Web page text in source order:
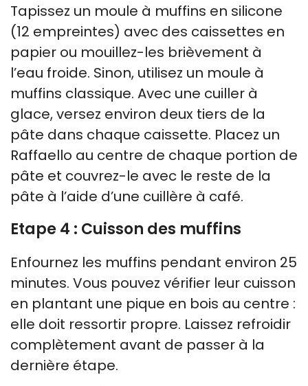
Tapissez un moule à muffins en silicone
(12 empreintes) avec des caissettes en
papier ou mouillez-les brièvement à
l’eau froide. Sinon, utilisez un moule à
muffins classique. Avec une cuiller à
glace, versez environ deux tiers de la
pâte dans chaque caissette. Placez un
Raffaello au centre de chaque portion de
pâte et couvrez-le avec le reste de la
pâte à l’aide d’une cuillère à café.
Etape 4 : Cuisson des muffins
Enfournez les muffins pendant environ 25
minutes. Vous pouvez vérifier leur cuisson
en plantant une pique en bois au centre :
elle doit ressortir propre. Laissez refroidir
complètement avant de passer à la
dernière étape.